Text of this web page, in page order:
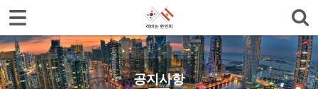
공지사항
로그인
한인회소개
공지사항
Sketchbook5, 스케치북5